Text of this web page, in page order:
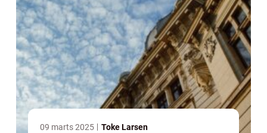
09 marts 2025 Toke Larsen